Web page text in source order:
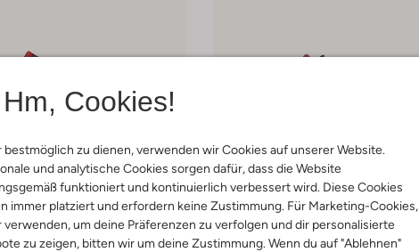
Hm, Cookies!
bestmöglich zu dienen, verwenden wir Cookies auf unserer Website.
und analytische Cookies sorgen dafür, dass die Website
funktioniert und kontinuierlich verbessert wird. Diese Cookies
immer platziert und erfordern keine Zustimmung. Für Marketing-Cookies,
verwenden, um deine Präferenzen zu verfolgen und dir personalisierte
zu zeigen, bitten wir um deine Zustimmung. Wenn du auf "Ablehnen"
Letzter Artikel
Nike
Sneaker Low